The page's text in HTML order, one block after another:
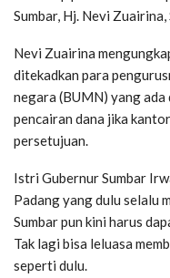
Sumbar, Hj. Nevi
Nevi Zuairina
ditekadkan para
negara (BUMN) yang ada
pencairan dana jika
persetujuan.
Istri Gubernur Sumbar
Padang yang dulu selalu
Sumbar pun kini harus
Tak lagi bisa leluasa
seperti dulu.